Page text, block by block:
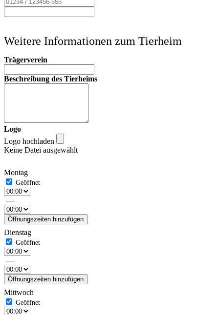
Weitere Informationen zum Tierheim
Trägerverein
Beschreibung des Tierheims
Logo
Logo hochladen
Keine Datei ausgewählt
Montag
—
Öffnungszeiten hinzufügen
Dienstag
—
Öffnungszeiten hinzufügen
Mittwoch